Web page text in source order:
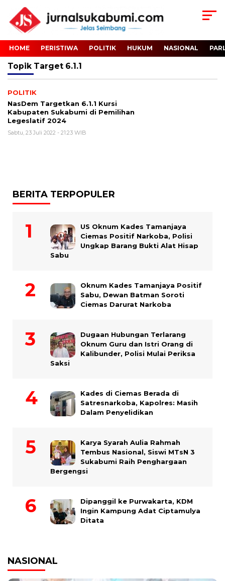
HOME PERISTIWA POLITIK HUKUM NASIONAL
Topik Target 6.1.1
POLITIK
NasDem Targetkan 6.1.1 Kursi
Kabupaten Sukabumi di Pemilihan
Legeslatif 2024
Sabtu, 23 Juli 2022 - 21:23 WIB
BERITA TERPOPULER
US Oknum Kades Tamanjaya
Ciemas Positif Narkoba, Polisi
Ungkap Barang Bukti Alat Hisap
Sabu
Oknum Kades Tamanjaya Positif
Sabu, Dewan Batman Soroti
Ciemas Darurat Narkoba
Dugaan Hubungan Terlarang
Oknum Guru dan Istri Orang di
Kalibunder, Polisi Mulai Periksa
Saksi
Kades di Ciemas Berada di
Satresnarkoba, Kapolres: Masih
Dalam Penyelidikan
Karya Syarah Aulia Rahmah
Tembus Nasional, Siswi MTsN 3
Sukabumi Raih Penghargaan
Bergengsi
Dipanggil ke Purwakarta, KDM
Ingin Kampung Adat Ciptamulya
Ditata
NASIONAL